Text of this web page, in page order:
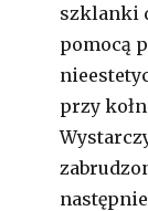
szklanki
pomocą
przy